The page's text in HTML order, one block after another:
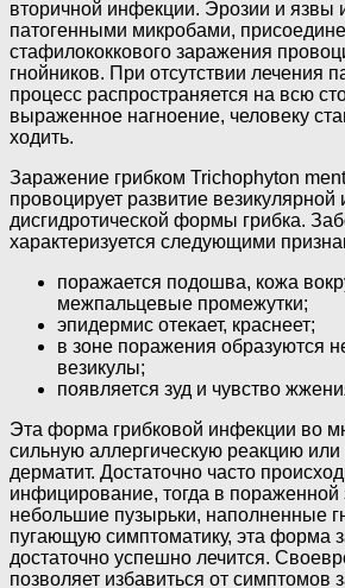
вторичной инфекции. Эрозии и язвы
патогенными микробами,
стафилококкового заражения
гнойников. При отсутствии лечения
процесс распространяется на всю
выраженное нагноение, человеку
ходить.
Заражение грибком Trichophyton
провоцирует развитие везикулярной
дисгидротической формы грибка.
характеризуется следующими
поражается подошва, кожа
межпальцевые промежутки;
эпидермис отекает, краснеет;
в зоне поражения образуются
везикулы;
появляется зуд и чувство
Эта форма грибковой инфекции во
сильную аллергическую реакцию или
дерматит. Достаточно часто
инфицирование, тогда в пораженной
небольшие пузырьки, наполненные
пугающую симптоматику, эта форма
достаточно успешно лечится.
позволяет избавиться от симптомов